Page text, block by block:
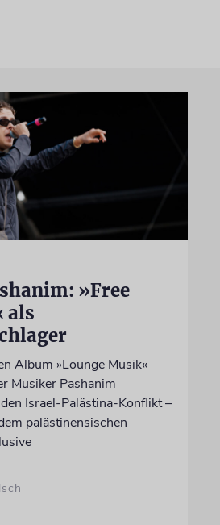
»Free
als
Album »Lounge Musik«
Musiker Pashanim
Israel-Palästina-Konflikt –
palästinensischen